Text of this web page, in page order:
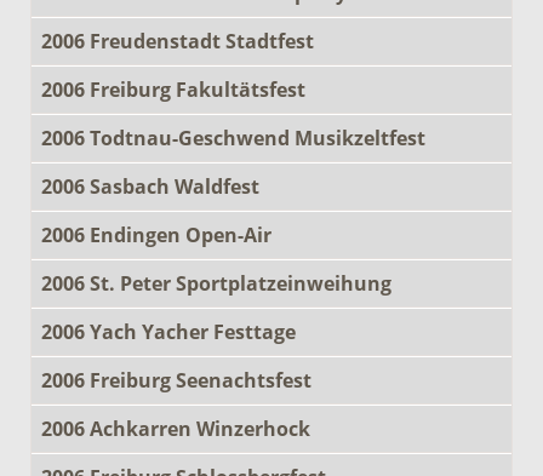
2006 Freudenstadt Stadtfest
2006 Freiburg Fakultätsfest
2006 Todtnau-Geschwend Musikzeltfest
2006 Sasbach Waldfest
2006 Endingen Open-Air
2006 St. Peter Sportplatzeinweihung
2006 Yach Yacher Festtage
2006 Freiburg Seenachtsfest
2006 Achkarren Winzerhock